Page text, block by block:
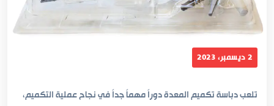
2 ديسمبر، 2023
تلعب دباسة تكميم المعدة دوراً مهماً جداً في نجاح عملية التكميم،